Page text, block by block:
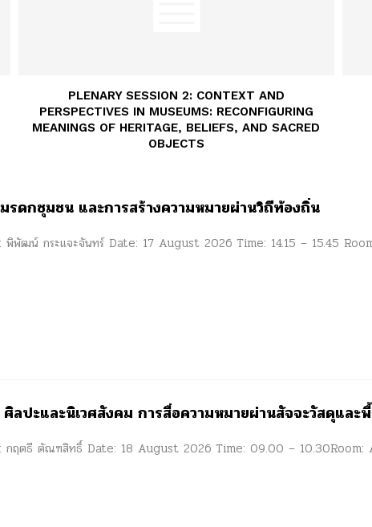
PLENARY SESSION 2: CONTEXT AND
PERSPECTIVES IN MUSEUMS: RECONFIGURING
MEANINGS OF HERITAGE, BELIEFS, AND SACRED
OBJECTS
รดกชุมชน และการสร้างความหมายผ่านวิถีท้องถิ่น
ร: พิพัฒน์ กระแจะจันทร์ Date: 17 August 2026 Time: 14.15 –
ลปะและนิเวศสังคม การสื่อความหมายผ่านสัจจะวัสดุและ
: กฤตธี ตัณฑสิทธิ์ Date: 18 August 2026 Time: 09.00 –